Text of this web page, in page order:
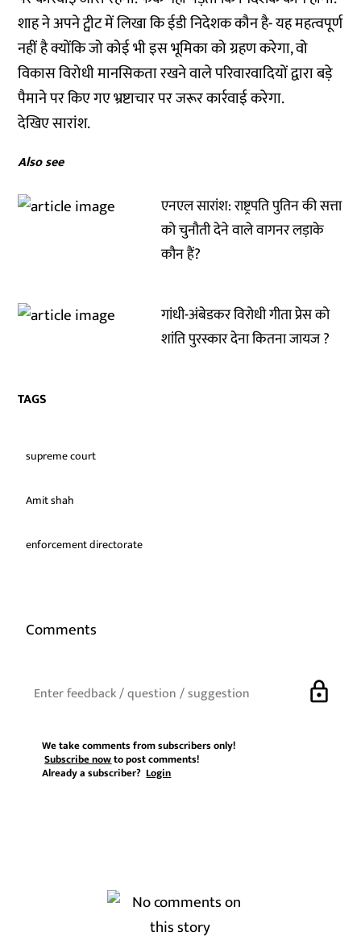
शाह ने अपने ट्वीट में लिखा कि ईडी निदेशक कौन है- यह महत्वपूर्ण
नहीं है क्योंकि जो कोई भी इस भूमिका को ग्रहण करेगा, वो
विकास विरोधी मानसिकता रखने वाले परिवारवादियों द्वारा बड़े
पैमाने पर किए गए भ्रष्टाचार पर जरूर कार्रवाई करेगा.
देखिए सारांश.
Also see
एनएल सारांश: राष्ट्रपति पुतिन की सत्ता
को चुनौती देने वाले वागनर लड़ाके
कौन हैं?
गांधी-अंबेडकर विरोधी गीता प्रेस को
शांति पुरस्कार देना कितना जायज ?
TAGS
supreme court
Amit shah
enforcement directorate
Comments
lock
We take comments from subscribers only!
Subscribe nowto post comments!
Already a subscriber?Login